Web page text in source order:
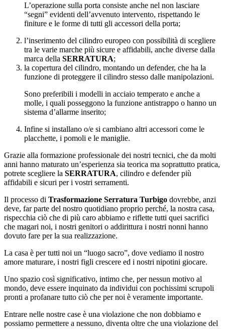
L’operazione sulla porta consiste anche nel non lasciare
“segni” evidenti dell’avvenuto intervento, rispettando le
finiture e le forme di tutti gli accessori della porta;
l’inserimento del cilindro europeo con possibilità di scegliere
tra le varie marche più sicure e affidabili, anche diverse dalla
marca della SERRATURA;
la copertura del cilindro, montando un defender, che ha la
funzione di proteggere il cilindro stesso dalle manipolazioni.
Sono preferibili i modelli in acciaio temperato e anche a
molle, i quali posseggono la funzione antistrappo o hanno un
sistema d’allarme inserito;
Infine si installano o/e si cambiano altri accessori come le
placchette, i pomoli e le maniglie.
Grazie alla formazione professionale dei nostri tecnici, che da molti
anni hanno maturato un’esperienza sia teorica ma soprattutto pratica,
potrete scegliere la SERRATURA, cilindro e defender più
affidabili e sicuri per i vostri serramenti.
Il processo di Trasformazione Serratura Turbigo dovrebbe, anzi
deve, far parte del nostro quotidiano proprio perché, la nostra casa,
rispecchia ciò che di più caro abbiamo e riflette tutti quei sacrifici
che magari noi, i nostri genitori o addirittura i nostri nonni hanno
dovuto fare per la sua realizzazione.
La casa è per tutti noi un “luogo sacro”, dove vediamo il nostro
amore maturare, i nostri figli crescere ed i nostri nipotini giocare.
Uno spazio così significativo, intimo che, per nessun motivo al
mondo, deve essere inquinato da individui con pochissimi scrupoli
pronti a profanare tutto ciò che per noi è veramente importante.
Entrare nelle nostre case è una violazione che non dobbiamo e
possiamo permettere a nessuno, diventa oltre che una violazione del